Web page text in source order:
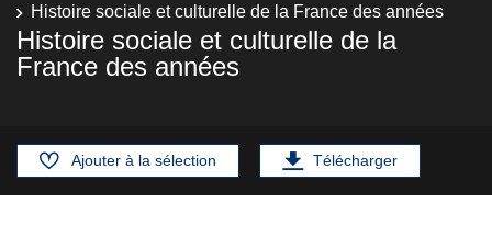
Histoire sociale et culturelle de la France des années
Histoire sociale et culturelle de la
France des années
Ajouter à la sélection Télécharger